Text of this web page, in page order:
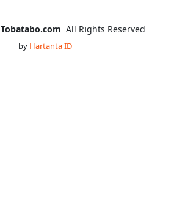
Tobatabo.com All Rights Reserved
by Hartanta ID